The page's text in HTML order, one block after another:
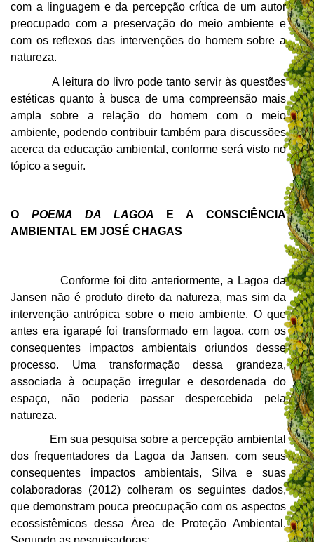
com a linguagem e da percepção crítica de um autor
preocupado com a preservação do meio ambiente e
com os reflexos das intervenções do homem sobre a
natureza.
A leitura do livro pode tanto servir às questões
estéticas quanto à busca de uma compreensão mais
ampla sobre a relação do homem com o meio
ambiente, podendo contribuir também para discussões
acerca da educação ambiental, conforme será visto no
tópico a seguir.
O POEMA DA LAGOA E A CONSCIÊNCIA
AMBIENTAL EM JOSÉ CHAGAS
Conforme foi dito anteriormente, a Lagoa da
Jansen não é produto direto da natureza, mas sim da
intervenção antrópica sobre o meio ambiente. O que
antes era igarapé foi transformado em lagoa, com os
consequentes impactos ambientais oriundos desse
processo. Uma transformação dessa grandeza,
associada à ocupação irregular e desordenada do
espaço, não poderia passar despercebida pela
natureza.
Em sua pesquisa sobre a percepção ambiental
dos frequentadores da Lagoa da Jansen, com seus
consequentes impactos ambientais, Silva e suas
colaboradoras (2012) colheram os seguintes dados,
que demonstram pouca preocupação com os aspectos
ecossistêmicos dessa Área de Proteção Ambiental.